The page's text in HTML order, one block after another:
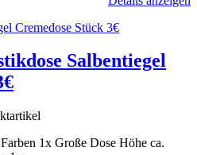
Salbentiegel
1x Große Dose Höhe ca.